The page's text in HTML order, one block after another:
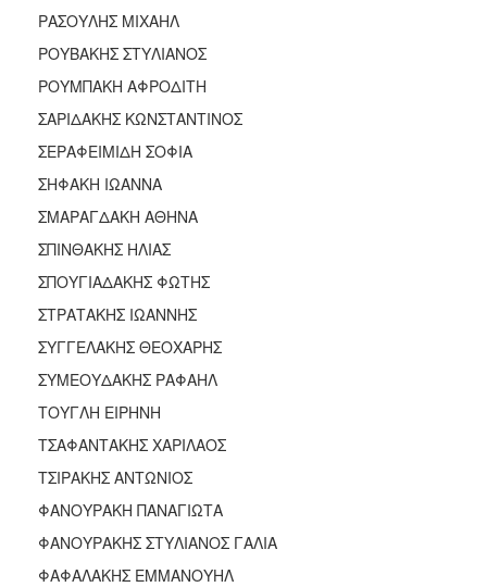
ΡΑΣΟΥΛΗΣ ΜΙΧΑΗΛ
ΡΟΥΒΑΚΗΣ ΣΤΥΛΙΑΝΟΣ
ΡΟΥΜΠΑΚΗ ΑΦΡΟΔΙΤΗ
ΣΑΡΙΔΑΚΗΣ ΚΩΝΣΤΑΝΤΙΝΟΣ
ΣΕΡΑΦΕΙΜΙΔΗ ΣΟΦΙΑ
ΣΗΦΑΚΗ ΙΩΑΝΝΑ
ΣΜΑΡΑΓΔΑΚΗ ΑΘΗΝΑ
ΣΠΙΝΘΑΚΗΣ ΗΛΙΑΣ
ΣΠΟΥΓΙΑΔΑΚΗΣ ΦΩΤΗΣ
ΣΤΡΑΤΑΚΗΣ ΙΩΑΝΝΗΣ
ΣΥΓΓΕΛΑΚΗΣ ΘΕΟΧΑΡΗΣ
ΣΥΜΕΟΥΔΑΚΗΣ ΡΑΦΑΗΛ
ΤΟΥΓΛΗ ΕΙΡΗΝΗ
ΤΣΑΦΑΝΤΑΚΗΣ ΧΑΡΙΛΑΟΣ
ΤΣΙΡΑΚΗΣ ΑΝΤΩΝΙΟΣ
ΦΑΝΟΥΡΑΚΗ ΠΑΝΑΓΙΩΤΑ
ΦΑΝΟΥΡΑΚΗΣ ΣΤΥΛΙΑΝΟΣ ΓΑΛΙΑ
ΦΑΦΑΛΑΚΗΣ ΕΜΜΑΝΟΥΗΛ